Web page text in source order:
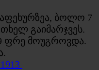
ბოლო 7
გაიმარჯვეს.
ფრე მოუგროვდა.